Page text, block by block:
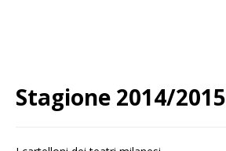
Stagione 2014/2015